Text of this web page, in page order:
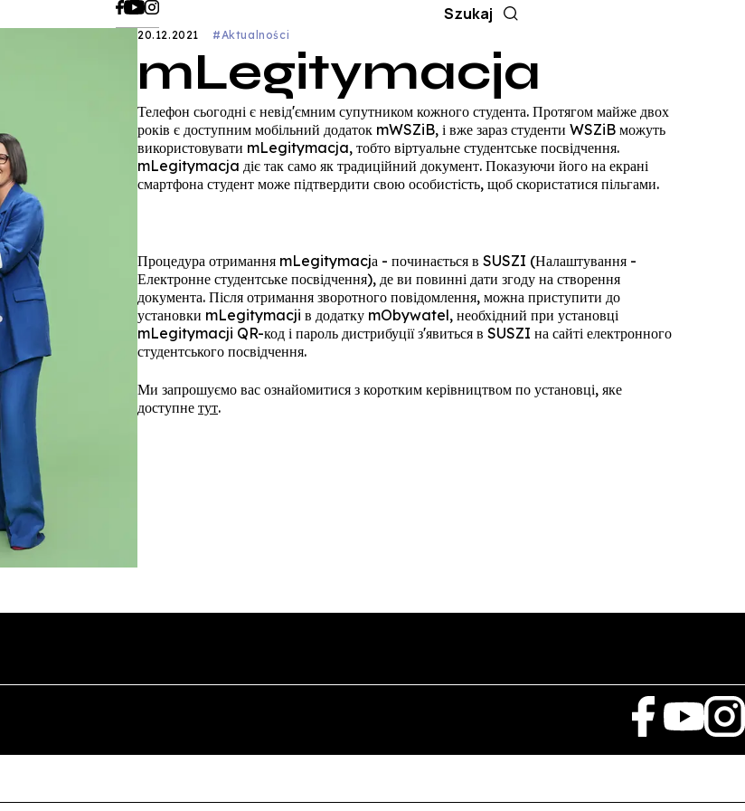
20.12.2021 #Aktualności
mLegitymacja
Телефон сьогодні є невід'ємним супутником кожного студента. Протягом майже двох
років є доступним мобільний додаток mWSZiB, і вже зараз студенти WSZiB можуть
використовувати mLegitymacja, тобто віртуальне студентське посвідчення.
mLegitymacja діє так само як традиційний документ. Показуючи його на екрані
смартфона студент може підтвердити свою особистість, щоб скористатися пільгами.
Процедура отримання mLegitymacjа - починається в SUSZI (Налаштування -
Електронне студентське посвідчення), де ви повинні дати згоду на створення
документа. Після отримання зворотного повідомлення, можна приступити до
установки mLegitymacji в додатку mObywatel, необхідний при установці
mLegitymacji QR-код і пароль дистрибуції з'явиться в SUSZI на сайті електронного
студентського посвідчення.
Ми запрошуємо вас ознайомитися з коротким керівництвом по установці, яке
доступне тут.